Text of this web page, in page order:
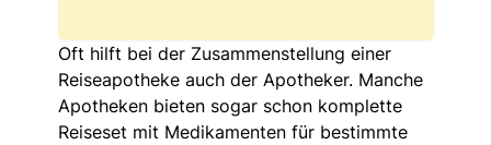
Oft hilft bei der Zusammenstellung einer
Reiseapotheke auch der Apotheker. Manche
Apotheken bieten sogar schon komplette
Reiseset mit Medikamenten für bestimmte